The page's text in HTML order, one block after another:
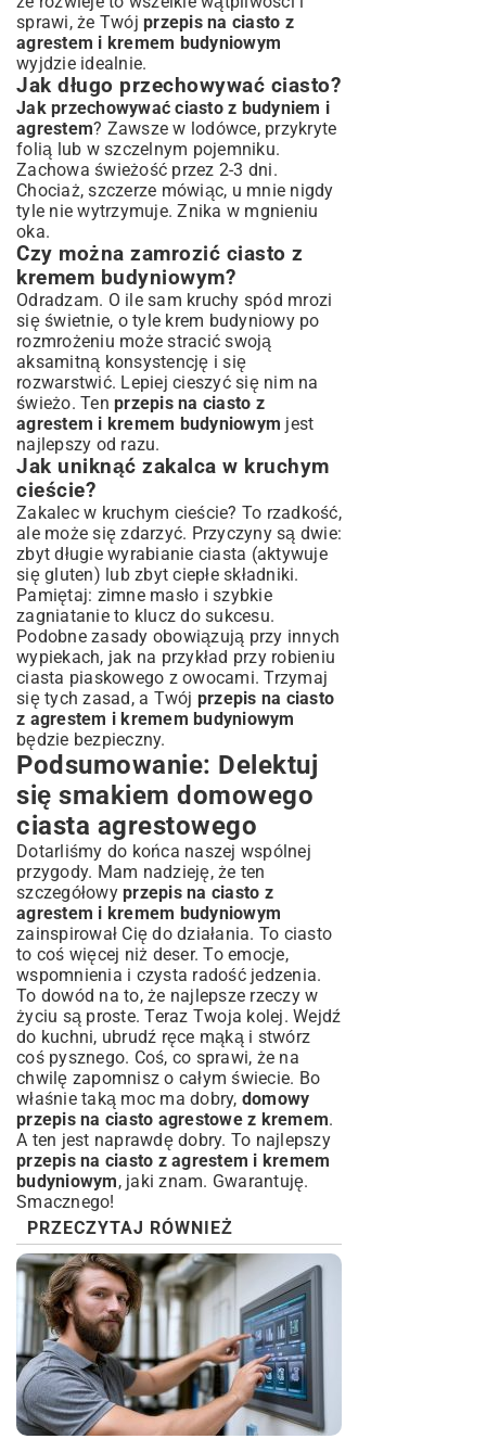
sprawi, że Twój przepis na ciasto z
agrestem i kremem budyniowym
wyjdzie idealnie.
Jak długo przechowywać ciasto?
Jak przechowywać ciasto z budyniem i
agrestem? Zawsze w lodówce, przykryte
folią lub w szczelnym pojemniku.
Zachowa świeżość przez 2-3 dni.
Chociaż, szczerze mówiąc, u mnie nigdy
tyle nie wytrzymuje. Znika w mgnieniu
oka.
Czy można zamrozić ciasto z
kremem budyniowym?
Odradzam. O ile sam kruchy spód mrozi
się świetnie, o tyle krem budyniowy po
rozmrożeniu może stracić swoją
aksamitną konsystencję i się
rozwarstwić. Lepiej cieszyć się nim na
świeżo. Ten przepis na ciasto z
agrestem i kremem budyniowym jest
najlepszy od razu.
Jak uniknąć zakalca w kruchym
cieście?
Zakalec w kruchym cieście? To rzadkość,
ale może się zdarzyć. Przyczyny są dwie:
zbyt długie wyrabianie ciasta (aktywuje
się gluten) lub zbyt ciepłe składniki.
Pamiętaj: zimne masło i szybkie
zagniatanie to klucz do sukcesu.
Podobne zasady obowiązują przy innych
wypiekach, jak na przykład przy robieniu
ciasta piaskowego z owocami. Trzymaj
się tych zasad, a Twój przepis na ciasto
z agrestem i kremem budyniowym
będzie bezpieczny.
Podsumowanie: Delektuj
się smakiem domowego
ciasta agrestowego
Dotarliśmy do końca naszej wspólnej
przygody. Mam nadzieję, że ten
szczegółowy przepis na ciasto z
agrestem i kremem budyniowym
zainspirował Cię do działania. To ciasto
to coś więcej niż deser. To emocje,
wspomnienia i czysta radość jedzenia.
To dowód na to, że najlepsze rzeczy w
życiu są proste. Teraz Twoja kolej. Wejdź
do kuchni, ubrudź ręce mąką i stwórz
coś pysznego. Coś, co sprawi, że na
chwilę zapomnisz o całym świecie. Bo
właśnie taką moc ma dobry, domowy
przepis na ciasto agrestowe z kremem.
A ten jest naprawdę dobry. To najlepszy
przepis na ciasto z agrestem i kremem
budyniowym, jaki znam. Gwarantuję.
Smacznego!
PRZECZYTAJ RÓWNIEŻ